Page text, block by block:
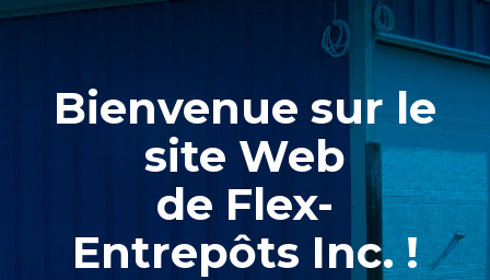
Bienvenue sur le
site Web
de Flex-
Entrepôts Inc. !